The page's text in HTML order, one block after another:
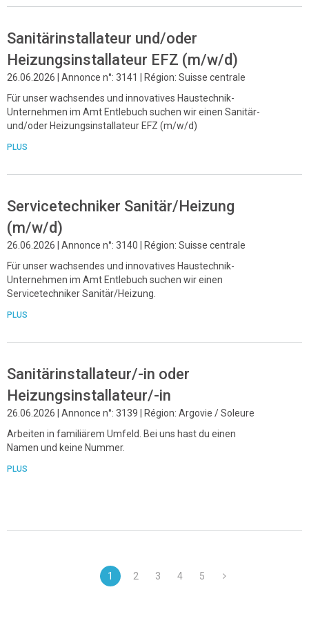
Sanitärinstallateur und/oder
Heizungsinstallateur EFZ (m/w/d)
26.06.2026 | Annonce n°: 3141 | Région: Suisse centrale
Für unser wachsendes und innovatives Haustechnik-
Unternehmen im Amt Entlebuch suchen wir einen Sanitär-
und/oder Heizungsinstallateur EFZ (m/w/d)
PLUS
Servicetechniker Sanitär/Heizung
(m/w/d)
26.06.2026 | Annonce n°: 3140 | Région: Suisse centrale
Für unser wachsendes und innovatives Haustechnik-
Unternehmen im Amt Entlebuch suchen wir einen
Servicetechniker Sanitär/Heizung.
PLUS
Sanitärinstallateur/-in oder
Heizungsinstallateur/-in
26.06.2026 | Annonce n°: 3139 | Région: Argovie / Soleure
Arbeiten in familiärem Umfeld. Bei uns hast du einen
Namen und keine Nummer.
PLUS
1 2 3 4 5